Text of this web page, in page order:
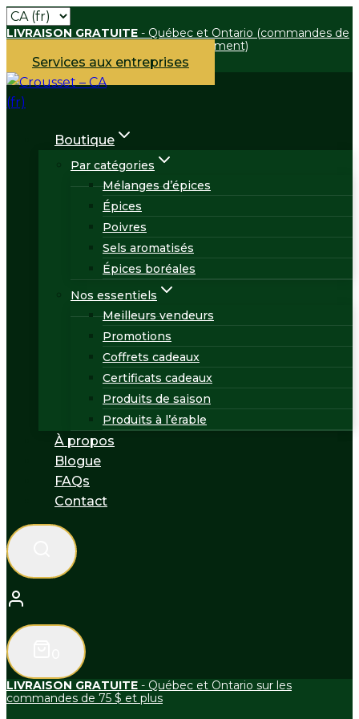
Skip
to
content
LIVRAISON GRATUITE - Québec et Ontario (commandes de
75 $ et plus boutique en ligne uniquement)
Services aux entreprises
Boutique
Par catégories
Mélanges d’épices
Épices
Poivres
Sels aromatisés
Épices boréales
Nos essentiels
Meilleurs vendeurs
Promotions
Coffrets cadeaux
Certificats cadeaux
Produits de saison
Produits à l’érable
À propos
Blogue
FAQs
Contact
LIVRAISON GRATUITE - Québec et Ontario sur les
commandes de 75 $ et plus